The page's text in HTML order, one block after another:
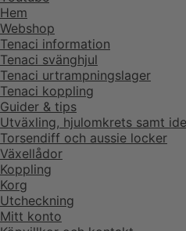
Hem
Webshop
Tenaci information
Tenaci svänghjul
Tenaci urtrampningslager
Tenaci koppling
Guider & tips
Utväxling, hjulomkrets samt
Torsendiff och aussie locker
Växellådor
Koppling
Korg
Utcheckning
Mitt konto